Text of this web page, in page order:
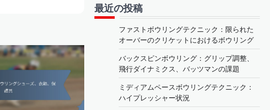
最近の投稿
ファストボウリングテクニック：限られた
オーバーのクリケットにおけるボウリング
バックスピンボウリング：グリップ調整、
飛行ダイナミクス、バッツマンの課題
ミディアムペースボウリングテクニック：
ハイプレッシャー状況